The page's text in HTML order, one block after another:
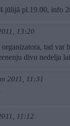
pl.19.00, info
13:20
tad var
divu nedelja
2011, 11:31
11:12